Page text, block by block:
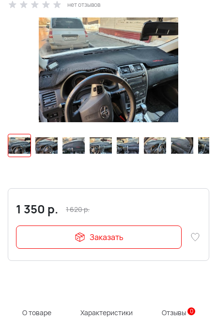
нет отзывов
1 350 р. 1 620р.
Заказать
О товаре Характеристики Отзывы 0